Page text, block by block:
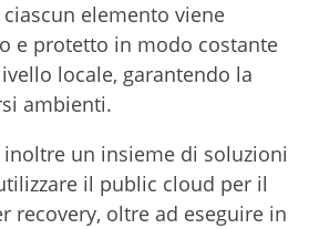
elemento viene
e protetto in modo costante
locale, garantendo la
ambienti.
un insieme di soluzioni
il public cloud per il
recovery, oltre ad eseguire in